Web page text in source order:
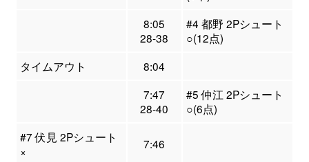
8:05
28-38
#4 都野 2Pシュート
○(12点)
タイムアウト
8:04
7:47
28-40
#5 仲江 2Pシュート
○(6点)
#7 伏見 2Pシュート
×
7:46